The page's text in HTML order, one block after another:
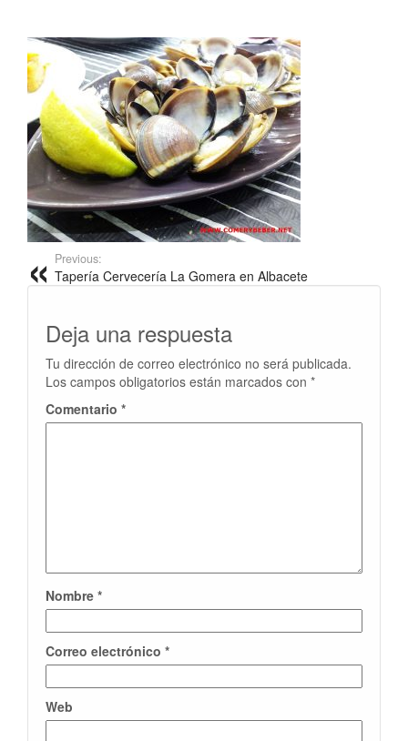
Previous:
Tapería Cervecería La Gomera en Albacete
Deja una respuesta
Tu dirección de correo electrónico no será publicada.
Los campos obligatorios están marcados con *
Comentario *
Nombre *
Correo electrónico *
Web